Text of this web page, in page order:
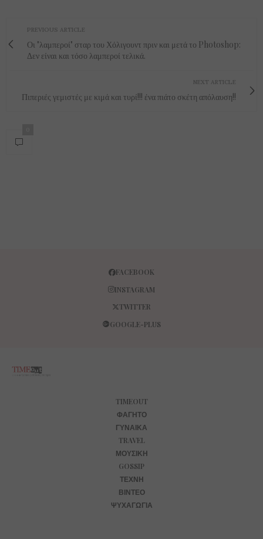
PREVIOUS ARTICLE
Οι "λαμπεροί" σταρ του Χόλιγουντ πριν και μετά το Photoshop:
Δεν είναι και τόσο λαμπεροί τελικά.
NEXT ARTICLE
Πιπεριές γεμιστές με κιμά και τυρί!!! ένα πιάτο σκέτη απόλαυση!!
FACEBOOK
INSTAGRAM
TWITTER
GOOGLE-PLUS
TIMEOUT
ΦΑΓΗΤΌ
ΓΥΝΑΊΚΑ
TRAVEL
ΜΟΥΣΙΚΉ
GOSSIP
ΤΈΧΝΗ
ΒΊΝΤΕΟ
ΨΥΧΑΓΩΓΊΑ